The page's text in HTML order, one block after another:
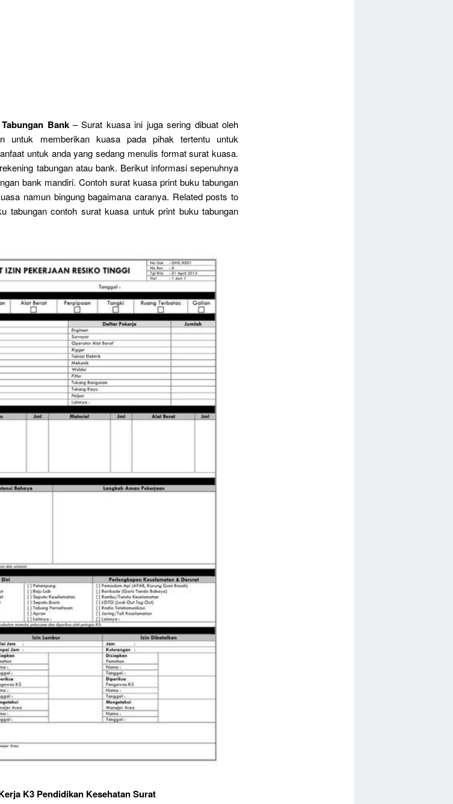
Bank– Surat kuasa ini juga sering dibuat oleh
untuk memberikan kuasa pada pihak tertentu untuk
untuk anda yang sedang menulis format surat kuasa.
tabungan atau bank. Berikut informasi sepenuhnya
bank mandiri. Contoh surat kuasa print buku tabungan
namun bingung bagaimana caranya. Related posts to
tabungan contoh surat kuasa untuk print buku tabungan
K3 Pendidikan Kesehatan Surat